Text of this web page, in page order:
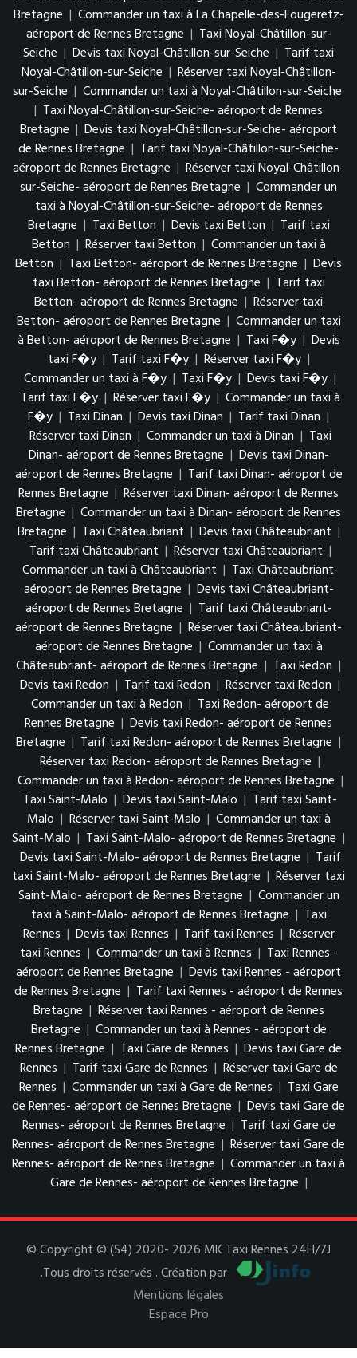
Bretagne | Commander un taxi à La Chapelle-des-Fougeretz-
aéroport de Rennes Bretagne | Taxi Noyal-Châtillon-sur-
Seiche | Devis taxi Noyal-Châtillon-sur-Seiche | Tarif taxi
Noyal-Châtillon-sur-Seiche | Réserver taxi Noyal-Châtillon-
sur-Seiche | Commander un taxi à Noyal-Châtillon-sur-Seiche
| Taxi Noyal-Châtillon-sur-Seiche- aéroport de Rennes
Bretagne | Devis taxi Noyal-Châtillon-sur-Seiche- aéroport
de Rennes Bretagne | Tarif taxi Noyal-Châtillon-sur-Seiche-
aéroport de Rennes Bretagne | Réserver taxi Noyal-Châtillon-
sur-Seiche- aéroport de Rennes Bretagne | Commander un
taxi à Noyal-Châtillon-sur-Seiche- aéroport de Rennes
Bretagne | Taxi Betton | Devis taxi Betton | Tarif taxi
Betton | Réserver taxi Betton | Commander un taxi à
Betton | Taxi Betton- aéroport de Rennes Bretagne | Devis
taxi Betton- aéroport de Rennes Bretagne | Tarif taxi
Betton- aéroport de Rennes Bretagne | Réserver taxi
Betton- aéroport de Rennes Bretagne | Commander un taxi
à Betton- aéroport de Rennes Bretagne | Taxi F�y | Devis
taxi F�y | Tarif taxi F�y | Réserver taxi F�y |
Commander un taxi à F�y | Taxi F�y | Devis taxi F�y |
Tarif taxi F�y | Réserver taxi F�y | Commander un taxi à
F�y | Taxi Dinan | Devis taxi Dinan | Tarif taxi Dinan |
Réserver taxi Dinan | Commander un taxi à Dinan | Taxi
Dinan- aéroport de Rennes Bretagne | Devis taxi Dinan-
aéroport de Rennes Bretagne | Tarif taxi Dinan- aéroport de
Rennes Bretagne | Réserver taxi Dinan- aéroport de Rennes
Bretagne | Commander un taxi à Dinan- aéroport de Rennes
Bretagne | Taxi Châteaubriant | Devis taxi Châteaubriant |
Tarif taxi Châteaubriant | Réserver taxi Châteaubriant |
Commander un taxi à Châteaubriant | Taxi Châteaubriant-
aéroport de Rennes Bretagne | Devis taxi Châteaubriant-
aéroport de Rennes Bretagne | Tarif taxi Châteaubriant-
aéroport de Rennes Bretagne | Réserver taxi Châteaubriant-
aéroport de Rennes Bretagne | Commander un taxi à
Châteaubriant- aéroport de Rennes Bretagne | Taxi Redon |
Devis taxi Redon | Tarif taxi Redon | Réserver taxi Redon |
Commander un taxi à Redon | Taxi Redon- aéroport de
Rennes Bretagne | Devis taxi Redon- aéroport de Rennes
Bretagne | Tarif taxi Redon- aéroport de Rennes Bretagne |
Réserver taxi Redon- aéroport de Rennes Bretagne |
Commander un taxi à Redon- aéroport de Rennes Bretagne |
Taxi Saint-Malo | Devis taxi Saint-Malo | Tarif taxi Saint-
Malo | Réserver taxi Saint-Malo | Commander un taxi à
Saint-Malo | Taxi Saint-Malo- aéroport de Rennes Bretagne |
Devis taxi Saint-Malo- aéroport de Rennes Bretagne | Tarif
taxi Saint-Malo- aéroport de Rennes Bretagne | Réserver taxi
Saint-Malo- aéroport de Rennes Bretagne | Commander un
taxi à Saint-Malo- aéroport de Rennes Bretagne | Taxi
Rennes | Devis taxi Rennes | Tarif taxi Rennes | Réserver
taxi Rennes | Commander un taxi à Rennes | Taxi Rennes -
aéroport de Rennes Bretagne | Devis taxi Rennes - aéroport
de Rennes Bretagne | Tarif taxi Rennes - aéroport de Rennes
Bretagne | Réserver taxi Rennes - aéroport de Rennes
Bretagne | Commander un taxi à Rennes - aéroport de
Rennes Bretagne | Taxi Gare de Rennes | Devis taxi Gare de
Rennes | Tarif taxi Gare de Rennes | Réserver taxi Gare de
Rennes | Commander un taxi à Gare de Rennes | Taxi Gare
de Rennes- aéroport de Rennes Bretagne | Devis taxi Gare de
Rennes- aéroport de Rennes Bretagne | Tarif taxi Gare de
Rennes- aéroport de Rennes Bretagne | Réserver taxi Gare de
Rennes- aéroport de Rennes Bretagne | Commander un taxi à
Gare de Rennes- aéroport de Rennes Bretagne |
© Copyright © (S4) 2020- 2026 MK Taxi Rennes 24H/7J
.Tous droits réservés . Création par
Mentions légales
Espace Pro